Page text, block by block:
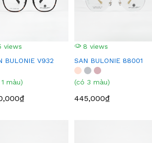
views
BULONIE V932
màu)
8 views
SAN BULONIE 88001
(có 3 màu)
445,000₫